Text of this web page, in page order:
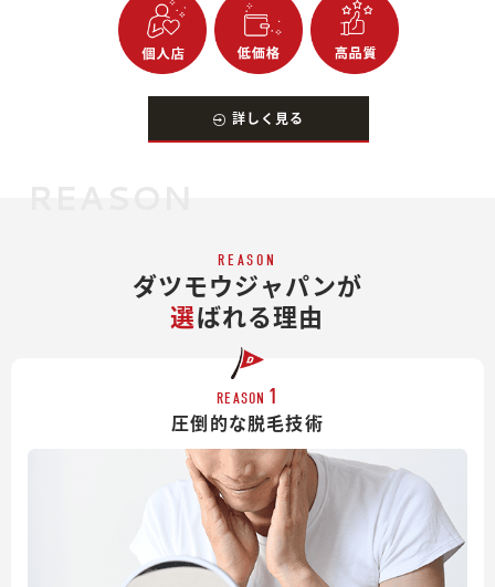
詳しく見る
REASON
ダツモウジャパンが
選ばれる理由
REASON 1
圧倒的な脱毛技術